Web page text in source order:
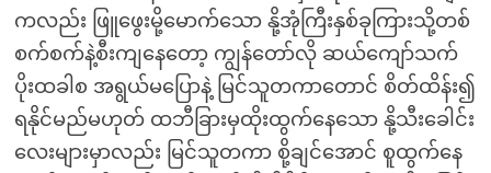
ကလည်း ဖြူဖွေးမို့မောက်သော နို့အုံကြီးနှစ်ခုကြားသို့တစ်
စက်စက်နဲ့စီးကျနေတော့ ကျွန်တော်လို ဆယ်ကျော်သက်
ပိုးထခါစ အရွယ်မပြောနဲ့ မြင်သူတကာတောင် စိတ်ထိန်း၍
ရနိုင်မည်မဟုတ် ထဘီခြားမှထိုးထွက်နေသော နို့သီးခေါင်း
လေးများမှာလည်း မြင်သူတကာ စို့ချင်အောင် စူထွက်နေ